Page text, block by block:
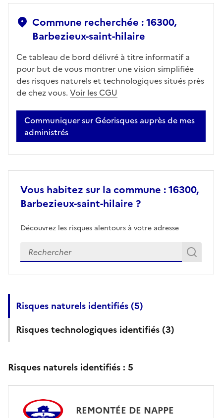
Commune recherchée : 16300,
Barbezieux-saint-hilaire
Ce tableau de bord délivré à titre informatif a
pour but de vous montrer une vision simplifiée
des risques naturels et technologiques situés près
de chez vous. Voir les CGU
Communiquer sur Géorisques auprès de mes
administrés
Vous habitez sur la commune : 16300,
Barbezieux-saint-hilaire ?
Découvrez les risques alentours à votre adresse
Veuillez renseigner votre adresse exacte
Risques naturels identifiés (5)
Risques technologiques identifiés (3)
Risques naturels identifiés : 5
REMONTÉE DE NAPPE